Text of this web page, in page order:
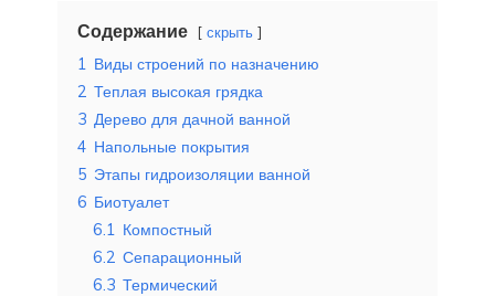
Содержание скрыть
1 Виды строений по назначению
2 Теплая высокая грядка
3 Дерево для дачной ванной
4 Напольные покрытия
5 Этапы гидроизоляции ванной
6 Биотуалет
6.1 Компостный
6.2 Сепарационный
6.3 Термический